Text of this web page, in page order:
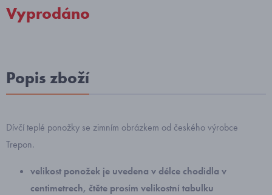
Vyprodáno
Popis zboží
Dívčí teplé ponožky se zimním obrázkem od českého výrobce
Trepon.
velikost ponožek je uvedena v délce chodidla v
centimetrech, čtěte prosím velikostní tabulku